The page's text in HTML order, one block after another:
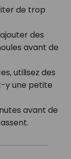
de trop
des
avant de
utilisez des
y une petite
avant de